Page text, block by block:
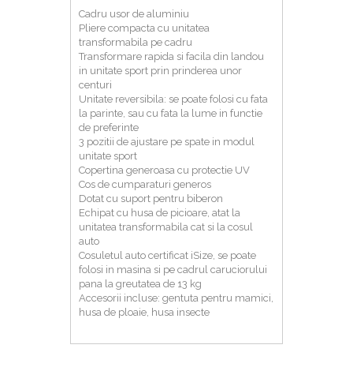
Cadru usor de aluminiu
Pliere compacta cu unitatea
transformabila pe cadru
Transformare rapida si facila din landou
in unitate sport prin prinderea unor
centuri
Unitate reversibila: se poate folosi cu fata
la parinte, sau cu fata la lume in functie
de preferinte
3 pozitii de ajustare pe spate in modul
unitate sport
Copertina generoasa cu protectie UV
Cos de cumparaturi generos
Dotat cu suport pentru biberon
Echipat cu husa de picioare, atat la
unitatea transformabila cat si la cosul
auto
Cosuletul auto certificat iSize, se poate
folosi in masina si pe cadrul caruciorului
pana la greutatea de 13 kg
Accesorii incluse: gentuta pentru mamici,
husa de ploaie, husa insecte